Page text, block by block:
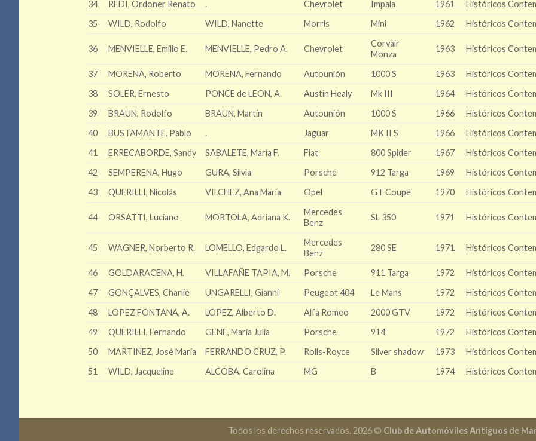
34
REDI, Ordoner Renato . Chevrolet Impala 1961
Históricos
35
WILD, Rodolfo WILD, Nanette Morris Mini 1962 Históricos
36 MENVIELLE, Emilio E. MENVIELLE, Pedro A. Chevrolet
Corvair
Monza
1963 Históricos
37 MORENA, Roberto MORENA, Fernando Autounión 1000 S 1963
Históricos
38
SOLER, Ernesto PONCE de LEON, A. Austin Healy Mk III 1964
Históricos
39
BRAUN, Rodolfo BRAUN, Martín Autounión 1000 S 1966
Históricos
40
BUSTAMANTE, Pablo . Jaguar MK II S 1966
Históricos
41
ERRECABORDE, Sandy SABALETE, María F. Fiat 800 Spider 1967
Históricos
42
SEMPERENA, Hugo GURA, Silvia Porsche 912 Targa 1969
Históricos
43
QUERILLI, Nicolás VILCHEZ, Ana María Opel GT Coupé 1970 Históricos
44 ORSATTI, Luciano MORTOLA, Adriana K.
Mercedes
Benz
SL 350 1971 Históricos
45 WAGNER, Norberto R. LOMELLO, Edgardo L.
Mercedes
Benz
280 SE 1971 Históricos
46 GOLDARACENA, H. VILLAFAÑE TAPIA, M. Porsche 911 Targa 1972
Históricos
47
GONÇALVES, Charlie UNGARELLI, Gianni Peugeot 404 Le Mans 1972
Históricos
48
LOPEZ FONTANA, A. LOPEZ, Alberto D. Alfa Romeo 2000 GTV 1972
Históricos
49
QUERILLI, Fernando GENE, María Julia Porsche 914 1972
Históricos
50
MARTINEZ, José María FERRANDO CRUZ, P. Rolls-Royce Silver shadow 1973
Históricos
51
WILD, Jacqueline ALCOBA, Carolina MG B 1974 Históricos
Todos los derechos reservados. 2026 © Club de Automóviles Antiguos de